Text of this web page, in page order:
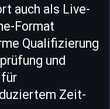
auch als Live-
Format
Qualifizierung
und
Zeit-